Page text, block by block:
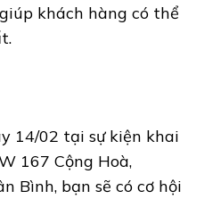
khách hàng có thể
14/02 tại sự kiện khai
167 Cộng Hoà,
Bình, bạn sẽ có cơ hội